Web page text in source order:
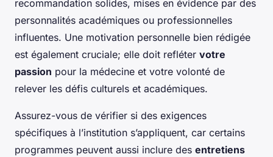
recommandation solides, mises en évidence par des
personnalités académiques ou professionnelles
influentes. Une motivation personnelle bien rédigée
est également cruciale; elle doit refléter votre
passion pour la médecine et votre volonté de
relever les défis culturels et académiques.
Assurez-vous de vérifier si des exigences
spécifiques à l’institution s’appliquent, car certains
programmes peuvent aussi inclure des entretiens